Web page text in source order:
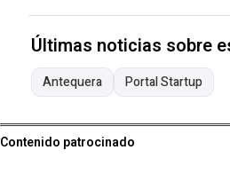
Últimas noticias sobre
Antequera Portal Startup
Contenido patrocinado